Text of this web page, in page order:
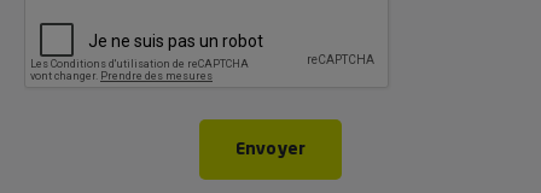
Envoyer